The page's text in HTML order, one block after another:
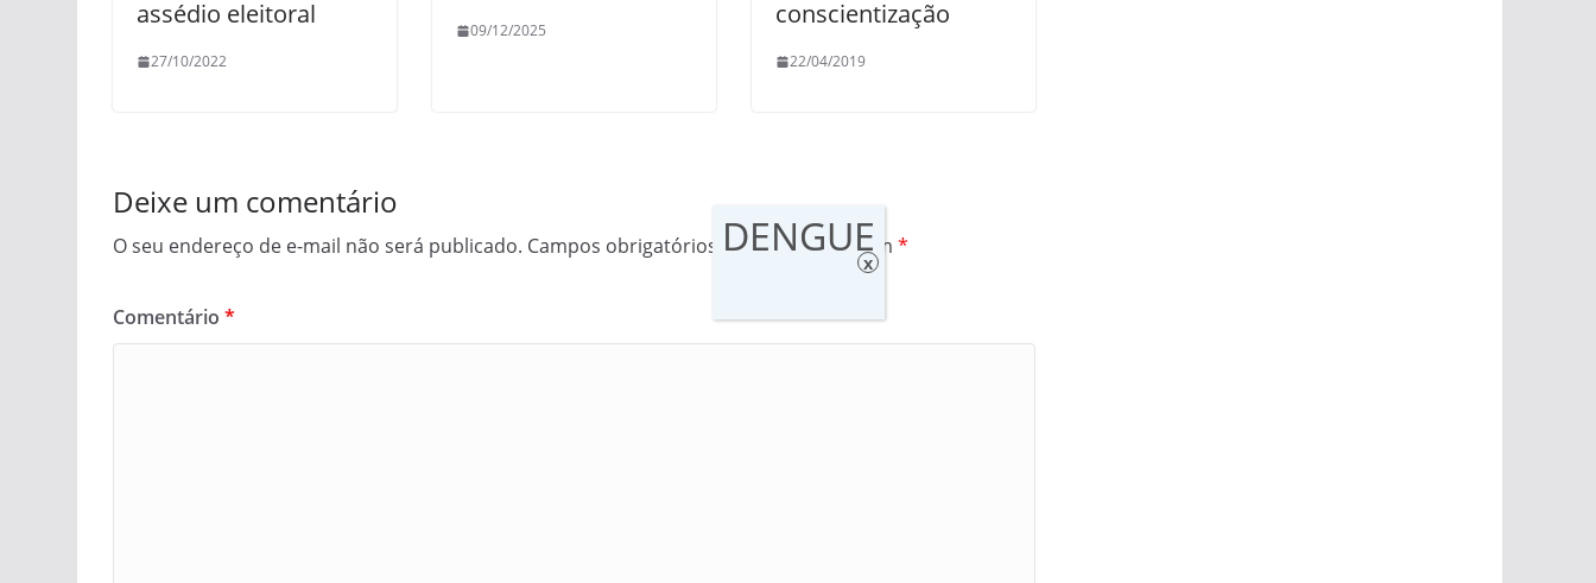
assédio eleitoral
27/10/2022
09/12/2025
conscientização
22/04/2019
Deixe um comentário
O seu endereço de e-mail não será publicado. Campos obrigatórios são marcados com *
Comentário *
DENGUE
x